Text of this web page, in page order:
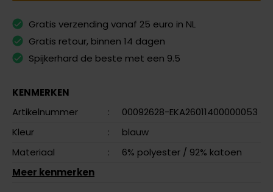
Gratis verzending vanaf 25 euro in NL
Gratis retour, binnen 14 dagen
Spijkerhard de beste met een 9.5
KENMERKEN
Artikelnummer
:
00092628-EKA26011400000053
Kleur
:
blauw
Materiaal
: 6% polyester / 92% katoen
Meer kenmerken